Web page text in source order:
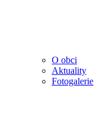
O obci
Aktuality
Fotogalerie